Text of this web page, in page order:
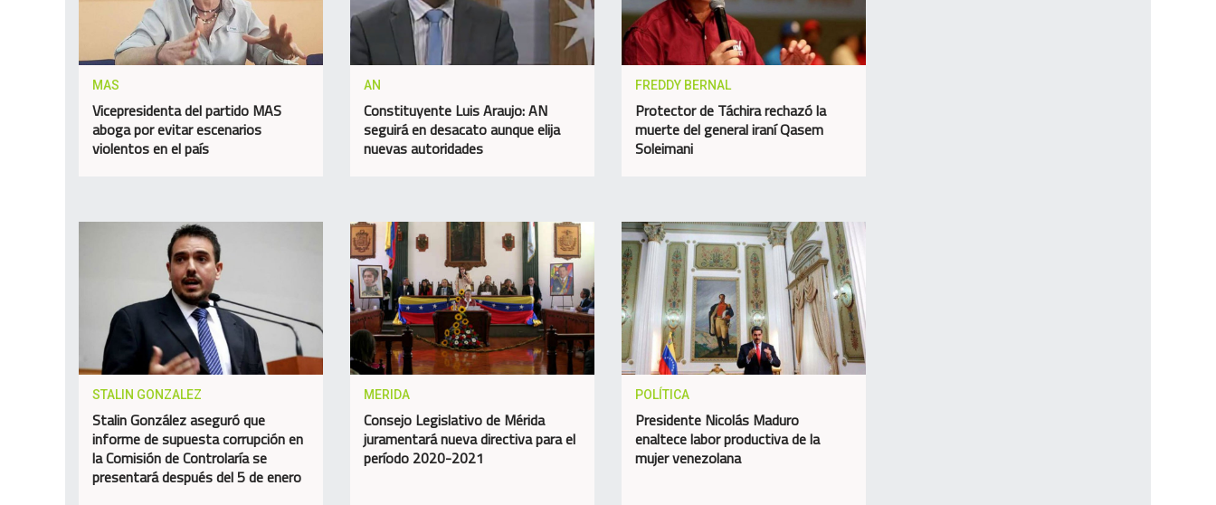
MAS
Vicepresidenta del partido MAS
aboga por evitar escenarios
violentos en el país
AN
Constituyente Luis Araujo: AN
seguirá en desacato aunque elija
nuevas autoridades
FREDDY BERNAL
Protector de Táchira rechazó la
muerte del general iraní Qasem
Soleimani
STALIN GONZALEZ
Stalin González aseguró que
informe de supuesta corrupción en
la Comisión de Controlaría se
presentará después del 5 de enero
MERIDA
Consejo Legislativo de Mérida
juramentará nueva directiva para el
período 2020-2021
POLÍTICA
Presidente Nicolás Maduro
enaltece labor productiva de la
mujer venezolana